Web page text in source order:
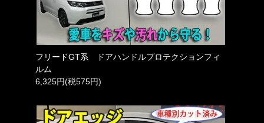
フリードGT系 ドアハンドルプロテクションフィ
ルム
6,325円(税575円)